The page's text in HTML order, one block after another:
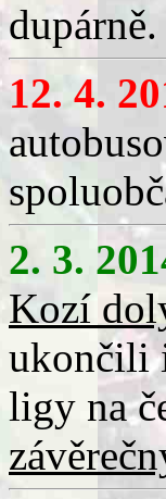
12. 4.
2. 3.
Kozí
ukončili
ligy na